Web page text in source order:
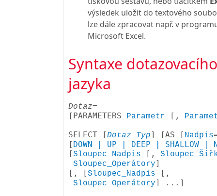
výsledek uložit do textového
lze dále zpracovat např. v
Microsoft Excel.
Syntaxe dotazovacího
jazyka
Dotaz=
[ PARAMETERS Parametr [ ,
SELECT [Dotaz_Typ] [AS [ Nadpis
[ DOWN | UP | DEEP | SHALLOW |
[Sloupec_Nadpis [ ,
Sloupec_Operátory]
[ , [Sloupec_Nadpis [ ,
Sloupec_Operátory] ... ]